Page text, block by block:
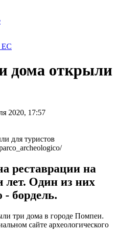
ЕС
дома открыли
2020, 17:57
реставрации на
лет. Один из них
- бордель.
три дома в городе Помпеи.
сайте археологического